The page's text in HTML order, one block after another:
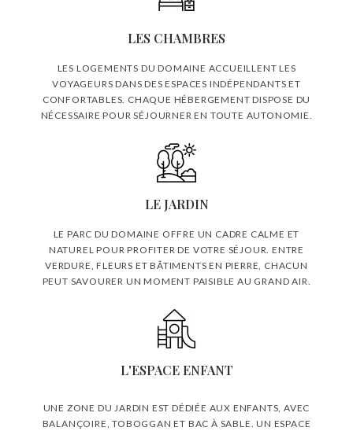
LES CHAMBRES
LES LOGEMENTS DU DOMAINE ACCUEILLENT LES
VOYAGEURS DANS DES ESPACES INDÉPENDANTS ET
CONFORTABLES. CHAQUE HÉBERGEMENT DISPOSE DU
NÉCESSAIRE POUR SÉJOURNER EN TOUTE AUTONOMIE.
LE JARDIN
LE PARC DU DOMAINE OFFRE UN CADRE CALME ET
NATUREL POUR PROFITER DE VOTRE SÉJOUR. ENTRE
VERDURE, FLEURS ET BÂTIMENTS EN PIERRE, CHACUN
PEUT SAVOURER UN MOMENT PAISIBLE AU GRAND AIR.
L'ESPACE ENFANT
UNE ZONE DU JARDIN EST DÉDIÉE AUX ENFANTS, AVEC
BALANÇOIRE, TOBOGGAN ET BAC À SABLE. UN ESPACE